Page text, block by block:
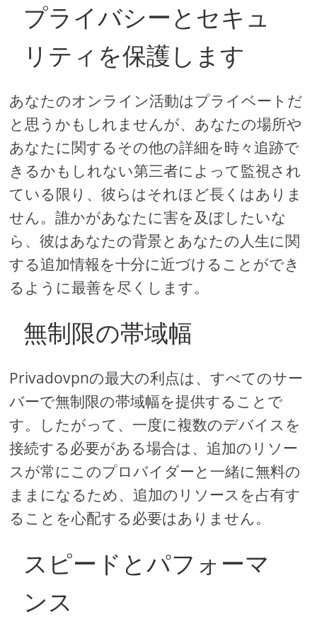
プライバシーとセキュ
リティを保護します
あなたのオンライン活動はプライベートだ
と思うかもしれませんが、あなたの場所や
あなたに関するその他の詳細を時々追跡で
きるかもしれない第三者によって監視され
ている限り、彼らはそれほど長くはありま
せん。誰かがあなたに害を及ぼしたいな
ら、彼はあなたの背景とあなたの人生に関
する追加情報を十分に近づけることができ
るように最善を尽くします。
無制限の帯域幅
Privadovpnの最大の利点は、すべてのサー
バーで無制限の帯域幅を提供することで
す。したがって、一度に複数のデバイスを
接続する必要がある場合は、追加のリソー
スが常にこのプロバイダーと一緒に無料の
ままになるため、追加のリソースを占有す
ることを心配する必要はありません。
スピードとパフォーマ
ンス